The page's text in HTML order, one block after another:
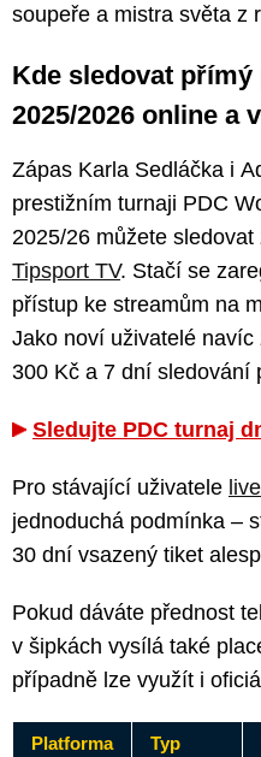
soupeře a mistra světa z
Kde sledovat
2025/2026 online a
Zápas Karla Sedláčka i
prestižním turnaji PDC
2025/26 můžete
Tipsport TV. Stačí se
přístup ke streamům na
Jako noví uživatelé
300 Kč a 7 dní sledování
Sledujte PDC turnaj
Pro stávající uživatele
jednoduchá podmínka –
30 dní vsazený tiket
Pokud dáváte přednost
v šipkách vysílá také
případně lze využít i
Platforma Typ